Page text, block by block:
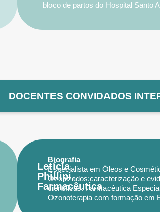
bloco de partos do Hospital Santo
saúde integrativa e anti-aging, e
ozonoterapia. Tem com cada
abordagem orientada para a cura
como um todo, não visando
DOCENTES CONVIDADOS
Letícia
Phillipi,
Farmacêutica
Biografia
Especialista em Óleos e
Ozonizados:caracterização e
científicas. Farmacêutica
Ozonoterapia com formação em